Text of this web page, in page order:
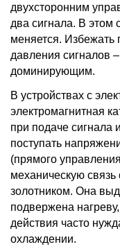
двухсторонним
два сигнала. В этом
меняется.
давления сигналов
доминирующим.
В устройствах с
электромагнитная
при подаче сигнала
поступать
(прямого
механическую
золотником. Она
подвержена
действия часто
охлаждении.